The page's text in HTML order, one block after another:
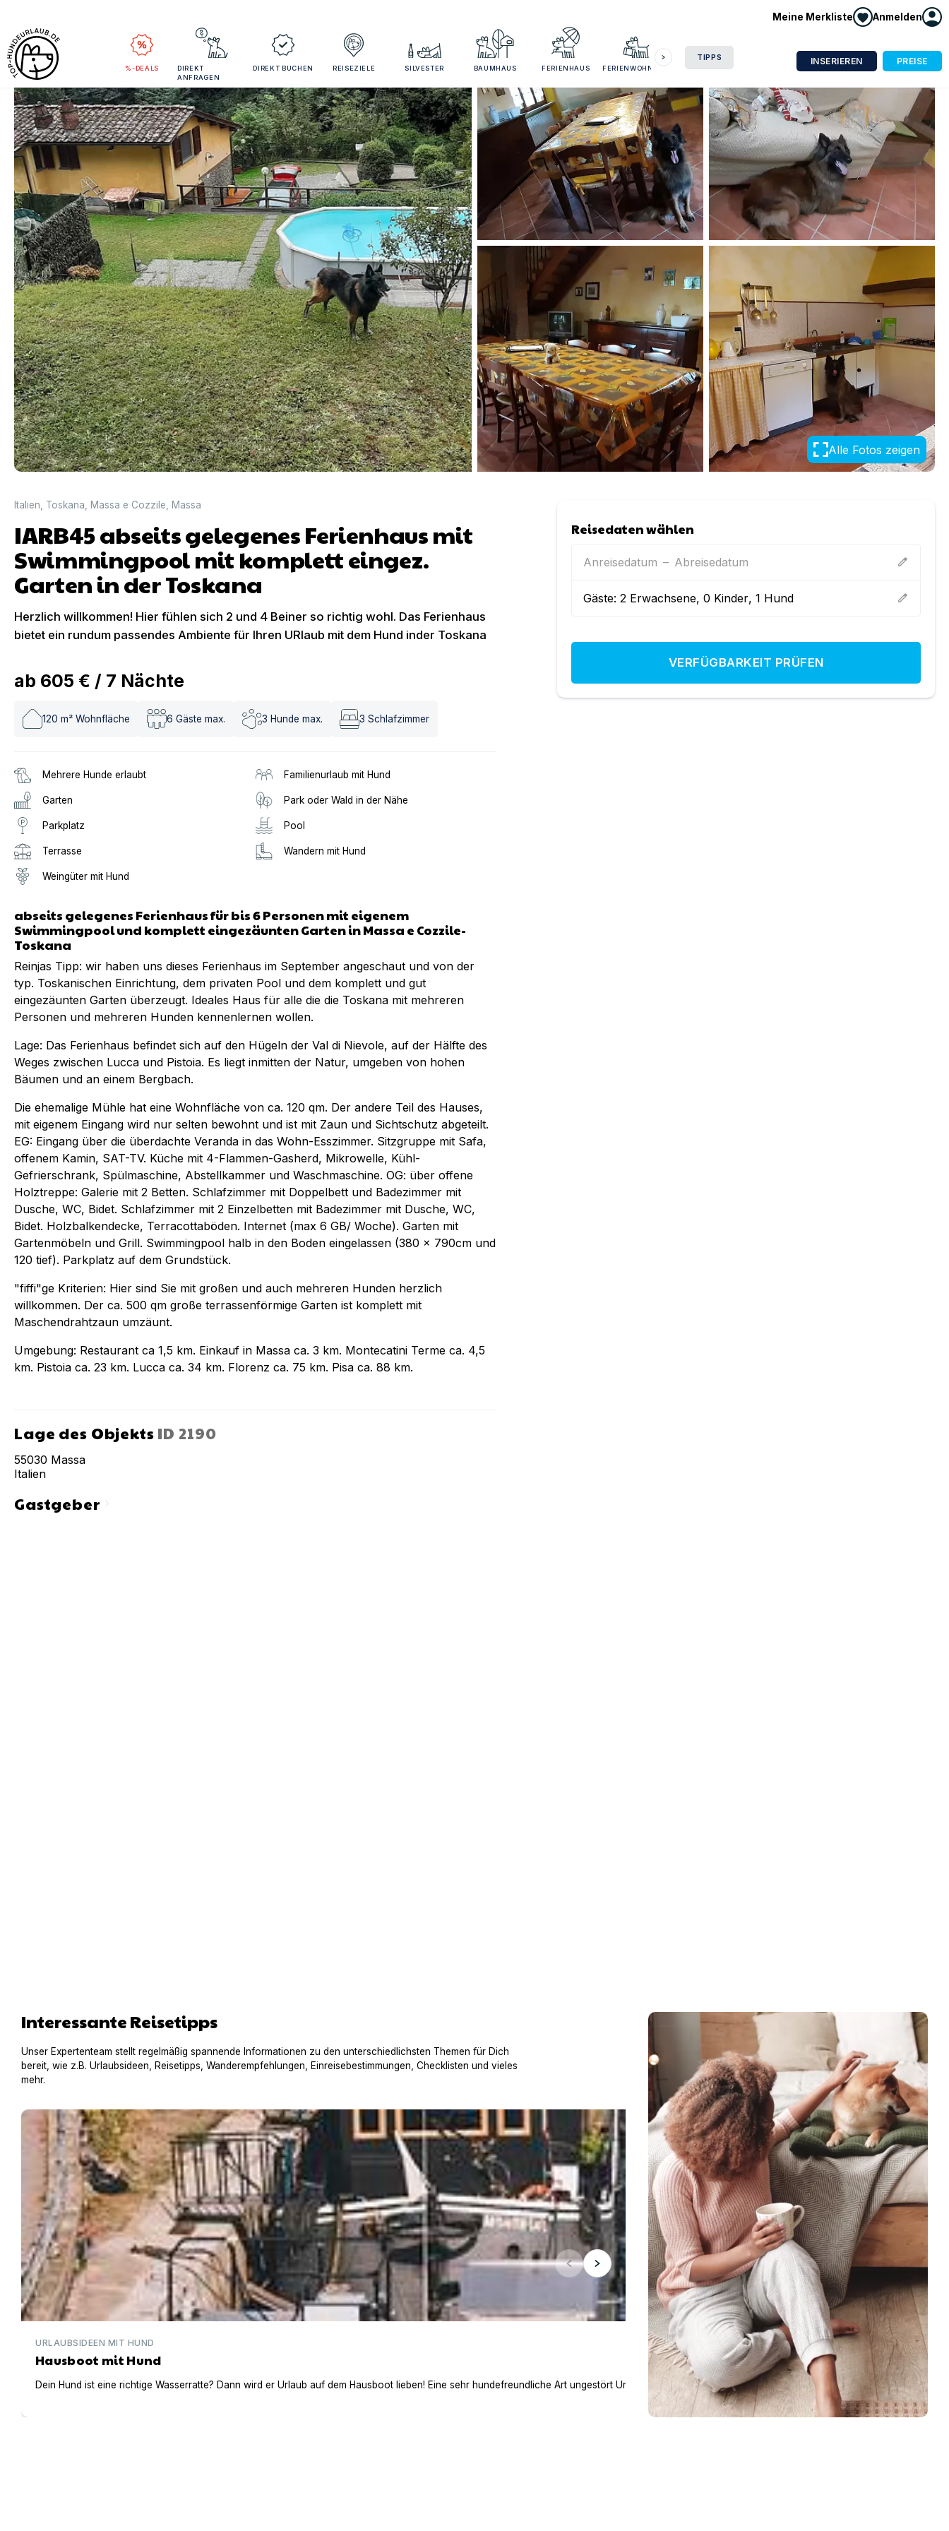
Meine Merkliste Anmelden
%-DEALS
DIREKT
ANFRAGEN
DIREKT BUCHEN REISEZIELE SILVESTER BAUMHAUS FERIENHAUS FERIENWOHNUNG
TIPPS INSERIEREN PREISE
Alle Fotos zeigen
Italien Toskana Massa e Cozzile Massa
IARB45 abseits gelegenes Ferienhaus mit
Swimmingpool mit komplett eingez.
Garten in der Toskana
Herzlich willkommen! Hier fühlen sich 2 und 4 Beiner so richtig wohl. Das Ferienhaus
bietet ein rundum passendes Ambiente für Ihren URlaub mit dem Hund inder Toskana
ab 605 € / 7 Nächte
120 m² Wohnfläche 6 Gäste max. 3 Hunde max. 3 Schlafzimmer
Mehrere Hunde erlaubt Familienurlaub mit Hund
Garten Park oder Wald in der Nähe
Parkplatz Pool
Terrasse Wandern mit Hund
Weingüter mit Hund
abseits gelegenes Ferienhaus für bis 6 Personen mit eigenem
Swimmingpool und komplett eingezäunten Garten in Massa e Cozzile-
Toskana
Reinjas Tipp: wir haben uns dieses Ferienhaus im September angeschaut und von der
typ. Toskanischen Einrichtung, dem privaten Pool und dem komplett und gut
eingezäunten Garten überzeugt. Ideales Haus für alle die die Toskana mit mehreren
Personen und mehreren Hunden kennenlernen wollen.
Lage: Das Ferienhaus befindet sich auf den Hügeln der Val di Nievole, auf der Hälfte des
Weges zwischen Lucca und Pistoia. Es liegt inmitten der Natur, umgeben von hohen
Bäumen und an einem Bergbach.
Die ehemalige Mühle hat eine Wohnfläche von ca. 120 qm. Der andere Teil des Hauses,
mit eigenem Eingang wird nur selten bewohnt und ist mit Zaun und Sichtschutz abgeteilt.
EG: Eingang über die überdachte Veranda in das Wohn-Esszimmer. Sitzgruppe mit Safa,
offenem Kamin, SAT-TV. Küche mit 4-Flammen-Gasherd, Mikrowelle, Kühl-
Gefrierschrank, Spülmaschine, Abstellkammer und Waschmaschine. OG: über offene
Holztreppe: Galerie mit 2 Betten. Schlafzimmer mit Doppelbett und Badezimmer mit
Dusche, WC, Bidet. Schlafzimmer mit 2 Einzelbetten mit Badezimmer mit Dusche, WC,
Bidet. Holzbalkendecke, Terracottaböden. Internet (max 6 GB/ Woche). Garten mit
Gartenmöbeln und Grill. Swimmingpool halb in den Boden eingelassen (380 x 790cm und
120 tief). Parkplatz auf dem Grundstück.
"fiffi"ge Kriterien: Hier sind Sie mit großen und auch mehreren Hunden herzlich
willkommen. Der ca. 500 qm große terrassenförmige Garten ist komplett mit
Maschendrahtzaun umzäunt.
Umgebung: Restaurant ca 1,5 km. Einkauf in Massa ca. 3 km. Montecatini Terme ca. 4,5
km. Pistoia ca. 23 km. Lucca ca. 34 km. Florenz ca. 75 km. Pisa ca. 88 km.
Lage des Objekts ID 2190
55030 Massa
Italien
Gastgeberchevron_right
Reisedaten wählen
Anreisedatum – Abreisedatum edit
Gäste:2 Erwachsene,0 Kinder,1 Hund edit
VERFÜGBARKEIT PRÜFEN
Interessante Reisetipps
Unser Expertenteam stellt regelmäßig spannende Informationen zu den unterschiedlichsten Themen für Dich
bereit, wie z.B. Urlaubsideen, Reisetipps, Wanderempfehlungen, Einreisebestimmungen, Checklisten und vieles
mehr.
Hausboot mit Hund
URLAUBSIDEEN MIT HUND
Hausboot mit Hund
Dein Hund ist eine richtige Wasserratte? Dann wird er Urlaub auf dem Hausboot lieben! Eine sehr hundefreundliche Art ungestört Urlaub zu machen. Spaß und Abenteuer für die ganze Familie, ganz